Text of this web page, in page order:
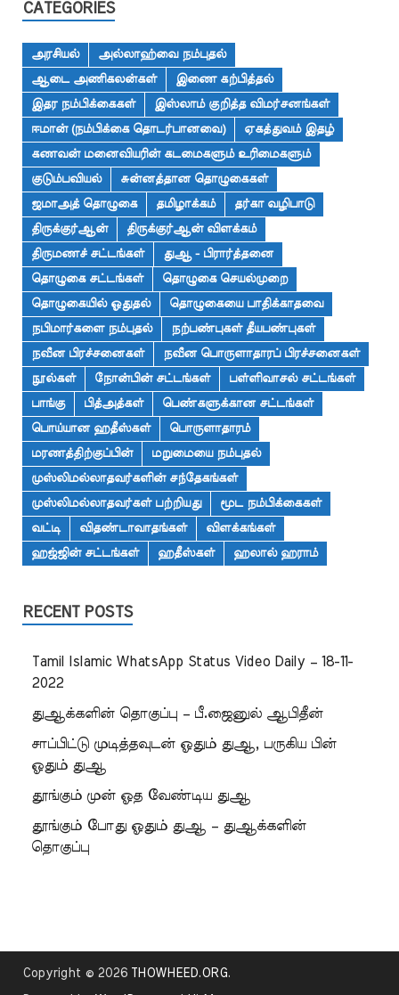
CATEGORIES
அரசியல்
அல்லாஹ்வை நம்புதல்
ஆடை அணிகலன்கள்
இணை கற்பித்தல்
இதர நம்பிக்கைகள்
இஸ்லாம் குறித்த விமர்சனங்கள்
ஈமான் (நம்பிக்கை தொடர்பானவை)
ஏகத்துவம் இதழ்
கணவன் மனைவியரின் கடமைகளும் உரிமைகளும்
குடும்பவியல்
சுன்னத்தான தொழுகைகள்
ஜமாஅத் தொழுகை
தமிழாக்கம்
தர்கா வழிபாடு
திருக்குர்ஆன்
திருக்குர்ஆன் விளக்கம்
திருமணச் சட்டங்கள்
துஆ - பிரார்த்தனை
தொழுகை சட்டங்கள்
தொழுகை செயல்முறை
தொழுகையில் ஓதுதல்
தொழுகையை பாதிக்காதவை
நபிமார்களை நம்புதல்
நற்பண்புகள் தீயபண்புகள்
நவீன பிரச்சனைகள்
நவீன பொருளாதாரப் பிரச்சனைகள்
நூல்கள்
நோன்பின் சட்டங்கள்
பள்ளிவாசல் சட்டங்கள்
பாங்கு
பித்அத்கள்
பெண்களுக்கான சட்டங்கள்
பொய்யான ஹதீஸ்கள்
பொருளாதாரம்
மரணத்திற்குப்பின்
மறுமையை நம்புதல்
முஸ்லிமல்லாதவர்களின் சந்தேகங்கள்
முஸ்லிமல்லாதவர்கள் பற்றியது
மூட நம்பிக்கைகள்
வட்டி
விதண்டாவாதங்கள்
விளக்கங்கள்
ஹஜ்ஜின் சட்டங்கள்
ஹதீஸ்கள் ஹலால் ஹராம்
RECENT POSTS
Tamil Islamic WhatsApp Status Video Daily – 18-11-
2022
துஆக்களின் தொகுப்பு – பீ.ஜைனுல் ஆபிதீன்
சாப்பிட்டு முடித்தவுடன் ஓதும் துஆ, பருகிய பின்
ஓதும் துஆ
தூங்கும் முன் ஓத வேண்டிய துஆ
தூங்கும் போது ஓதும் துஆ – துஆக்களின்
தொகுப்பு
Copyright © 2026 THOWHEED.ORG.